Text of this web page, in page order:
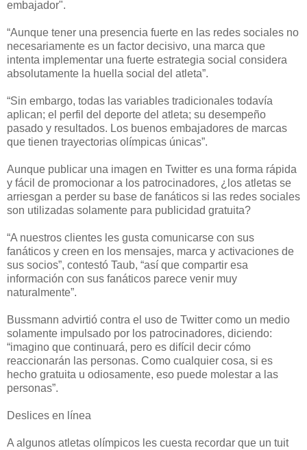
embajador".
“Aunque tener una presencia fuerte en las redes sociales no
necesariamente es un factor decisivo, una marca que
intenta implementar una fuerte estrategia social considera
absolutamente la huella social del atleta”.
“Sin embargo, todas las variables tradicionales todavía
aplican; el perfil del deporte del atleta; su desempeño
pasado y resultados. Los buenos embajadores de marcas
que tienen trayectorias olímpicas únicas”.
Aunque publicar una imagen en Twitter es una forma rápida
y fácil de promocionar a los patrocinadores, ¿los atletas se
arriesgan a perder su base de fanáticos si las redes sociales
son utilizadas solamente para publicidad gratuita?
“A nuestros clientes les gusta comunicarse con sus
fanáticos y creen en los mensajes, marca y activaciones de
sus socios”, contestó Taub, “así que compartir esa
información con sus fanáticos parece venir muy
naturalmente”.
Bussmann advirtió contra el uso de Twitter como un medio
solamente impulsado por los patrocinadores, diciendo:
“imagino que continuará, pero es difícil decir cómo
reaccionarán las personas. Como cualquier cosa, si es
hecho gratuita u odiosamente, eso puede molestar a las
personas”.
Deslices en línea
A algunos atletas olímpicos les cuesta recordar que un tuit